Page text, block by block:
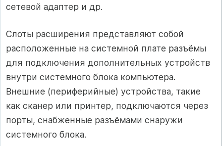
сетевой адаптер и др.
Слоты расширения представляют собой
расположенные на системной плате разъёмы
для подключения дополнительных устройств
внутри системного блока компьютера.
Внешние (периферийные) устройства, такие
как сканер или принтер, подключаются через
порты, снабженные разъёмами снаружи
системного блока.